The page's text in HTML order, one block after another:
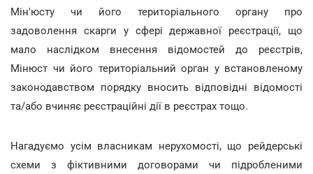
Мін'юсту чи його територіального органу про
задоволення скарги у сфері державної реєстрації, що
мало наслідком внесення відомостей до реєстрів,
Мінюст чи його територіальний орган у встановленому
законодавством порядку вносить відповідні відомості
та/або вчиняє реєстраційні дії в реєстрах тощо.
Нагадуємо усім власникам нерухомості, що рейдерські
схеми з фіктивними договорами чи підробленими